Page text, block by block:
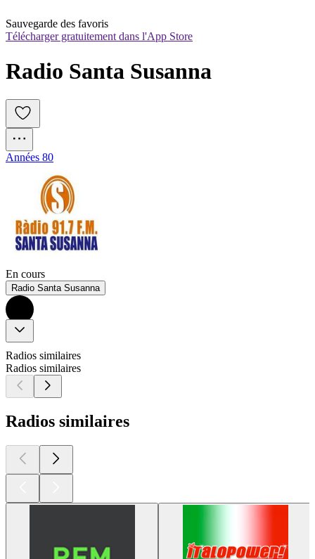
Sauvegarde des favoris
Télécharger gratuitement dans l'App Store
Radio Santa Susanna
Années 80
En cours
Radio Santa Susanna
Radios similaires
Radios similaires
Radios similaires